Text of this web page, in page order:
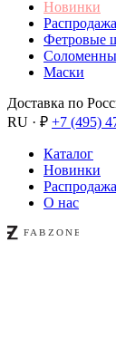
Новинки
Распродажа
Фетровые
Маски
Доставка по
RU · ₽ +7 (495)
Каталог
Новинки
Распродажа
О нас